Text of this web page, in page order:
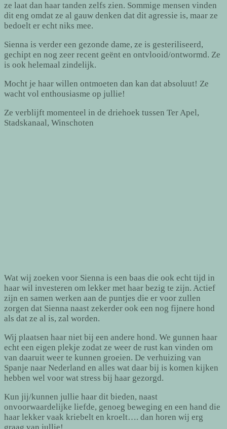
ze laat dan haar tanden zelfs zien. Sommige mensen vinden
dit eng omdat ze al gauw denken dat dit agressie is, maar ze
bedoelt er echt niks mee.
Sienna is verder een gezonde dame, ze is gesteriliseerd,
gechipt en nog zeer recent geënt en ontvlooid/ontwormd. Ze
is ook helemaal zindelijk.
Mocht je haar willen ontmoeten dan kan dat absoluut! Ze
wacht vol enthousiasme op jullie!
Ze verblijft momenteel in de driehoek tussen Ter Apel,
Stadskanaal, Winschoten
Wat wij zoeken voor Sienna is een baas die ook echt tijd in
haar wil investeren om lekker met haar bezig te zijn. Actief
zijn en samen werken aan de puntjes die er voor zullen
zorgen dat Sienna naast zekerder ook een nog fijnere hond
als dat ze al is, zal worden.
Wij plaatsen haar niet bij een andere hond. We gunnen haar
echt een eigen plekje zodat ze weer de rust kan vinden om
van daaruit weer te kunnen groeien. De verhuizing van
Spanje naar Nederland en alles wat daar bij is komen kijken
hebben wel voor wat stress bij haar gezorgd.
Kun jij/kunnen jullie haar dit bieden, naast
onvoorwaardelijke liefde, genoeg beweging en een hand die
haar lekker vaak kriebelt en kroelt…. dan horen wij erg